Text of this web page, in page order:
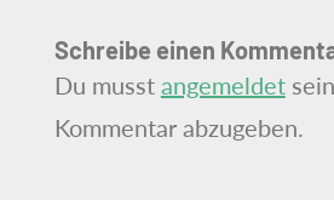
Schreibe einen
Du musst angemeldet
Kommentar abzugeben.